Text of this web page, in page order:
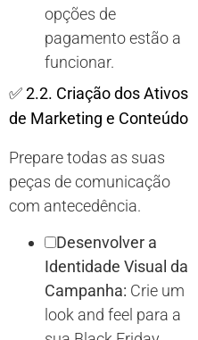
opções de
pagamento estão a
funcionar.
✅2.2. Criação dos Ativos
de Marketing e Conteúdo
Prepare todas as suas
peças de comunicação
com antecedência.
Desenvolver a
Identidade Visual da
Campanha: Crie um
look and feel para a